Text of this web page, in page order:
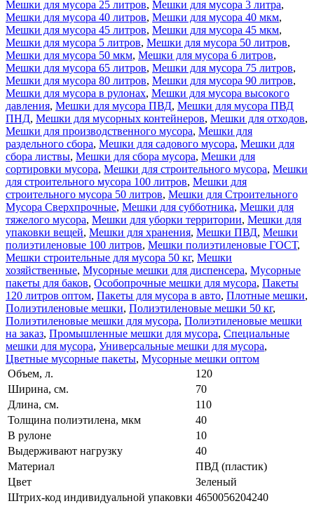
Мешки для мусора 25 литров, Мешки для мусора 3 литра,
Мешки для мусора 40 литров, Мешки для мусора 40 мкм,
Мешки для мусора 45 литров, Мешки для мусора 45 мкм,
Мешки для мусора 5 литров, Мешки для мусора 50 литров,
Мешки для мусора 50 мкм, Мешки для мусора 6 литров,
Мешки для мусора 65 литров, Мешки для мусора 75 литров,
Мешки для мусора 80 литров, Мешки для мусора 90 литров,
Мешки для мусора в рулонах, Мешки для мусора высокого
давления, Мешки для мусора ПВД, Мешки для мусора ПВД
ПНД, Мешки для мусорных контейнеров, Мешки для отходов,
Мешки для производственного мусора, Мешки для
раздельного сбора, Мешки для садового мусора, Мешки для
сбора листвы, Мешки для сбора мусора, Мешки для
сортировки мусора, Мешки для строительного мусора, Мешки
для строительного мусора 100 литров, Мешки для
строительного мусора 50 литров, Мешки для Строительного
Мусора Сверхпрочные, Мешки для субботника, Мешки для
тяжелого мусора, Мешки для уборки территории, Мешки для
упаковки вещей, Мешки для хранения, Мешки ПВД, Мешки
полиэтиленовые 100 литров, Мешки полиэтиленовые ГОСТ,
Мешки строительные для мусора 50 кг, Мешки
хозяйственные, Мусорные мешки для диспенсера, Мусорные
пакеты для баков, Особопрочные мешки для мусора, Пакеты
120 литров оптом, Пакеты для мусора в авто, Плотные мешки,
Полиэтиленовые мешки, Полиэтиленовые мешки 50 кг,
Полиэтиленовые мешки для мусора, Полиэтиленовые мешки
на заказ, Промышленные мешки для мусора, Специальные
мешки для мусора, Универсальные мешки для мусора,
Цветные мусорные пакеты, Мусорные мешки оптом
Объем, л.
120
Ширина, см.
70
Длина, см.
110
Толщина полиэтилена, мкм
40
В рулоне
10
Выдерживают нагрузку
40
Материал
ПВД (пластик)
Цвет
Зеленый
Штрих-код индивидуальной упаковки 4650056204240